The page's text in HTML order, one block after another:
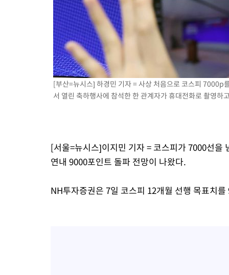
[속보]美, 폴리실리콘 수입 규제…파생제품 15% 관세, 120일
[속보]트럼프, 美 원정출산 금지 행정명령 서명
[속보] 뉴욕증시, 일제 하락 마감…나스닥 0.06%↓
[부산=뉴시스] 하경민 기자 = 사상 처음으로 코스피 7000p
서 열린 축하행사에 참석한 한 관계자가 휴대전화로 촬영
[서울=뉴시스]이지민 기자 = 코스피가 7000선을
연내 9000포인트 돌파 전망이 나왔다.
NH투자증권은 7일 코스피 12개월 선행 목표치